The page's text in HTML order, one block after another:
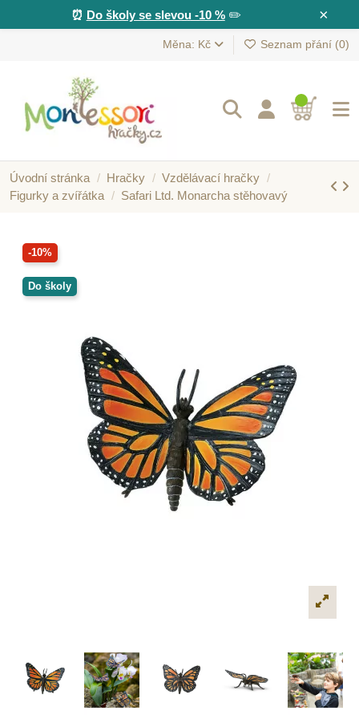
×
⏰ Do školy se slevou -10 %✏️
Měna: Kč Seznam přání (0)
Úvodní stránka Hračky
Vzdělávací hračky
Figurky a zvířátka
Safari Ltd. Monarcha stěhovavý
-10%
Do školy